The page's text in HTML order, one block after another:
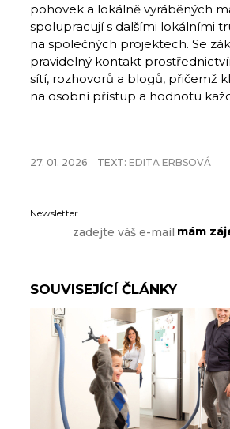
pohovek a lokálně vyráběných
spolupracují s dalšími lokálními
na společných projektech. Se
pravidelný kontakt
sítí, rozhovorů a blogů, přičemž
na osobní přístup a hodnotu
27. 01. 2026 TEXT: EDITA ERBSOVÁ
Newsletter
SOUVISEJÍCÍ ČLÁNKY